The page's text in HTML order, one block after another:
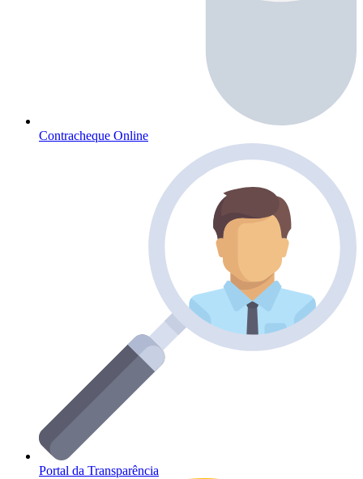
Contracheque Online
Portal da Transparência